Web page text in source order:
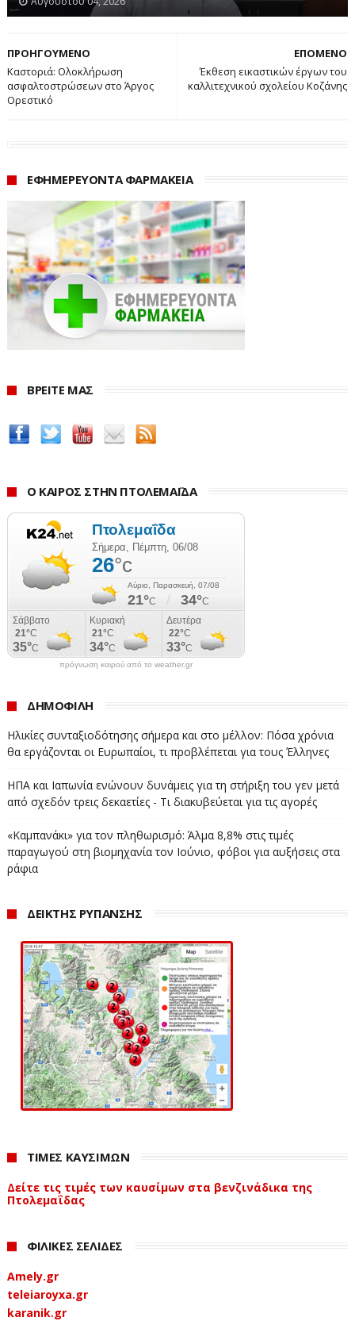
ΕΠΟΜΕΝΟ
Έκθεση εικαστικών έργων του
καλλιτεχνικού σχολείου Κοζάνης
ΠΡΟΗΓΟΥΜΕΝΟ
Καστοριά: Ολοκλήρωση
ασφαλτοστρώσεων στο Άργος
Ορεστικό
ΕΦΗΜΕΡΕΥΟΝΤΑ ΦΑΡΜΑΚΕΙΑ
ΒΡΕΙΤΕ ΜΑΣ
Ο ΚΑΙΡΟΣ ΣΤΗΝ ΠΤΟΛΕΜΑΪΔΑ
πρόγνωση καιρού από το weather.gr
ΔΗΜΟΦΙΛΗ
Ηλικίες συνταξιοδότησης σήμερα και στο μέλλον: Πόσα χρόνια
θα εργάζονται οι Ευρωπαίοι, τι προβλέπεται για τους Έλληνες
ΗΠΑ και Ιαπωνία ενώνουν δυνάμεις για τη στήριξη του γεν μετά
από σχεδόν τρεις δεκαετίες - Τι διακυβεύεται για τις αγορές
«Καμπανάκι» για τον πληθωρισμό: Άλμα 8,8% στις τιμές
παραγωγού στη βιομηχανία τον Ιούνιο, φόβοι για αυξήσεις στα
ράφια
ΔΕΙΚΤΗΣ ΡΥΠΑΝΣΗΣ
ΤΙΜΕΣ ΚΑΥΣΙΜΩΝ
Δείτε τις τιμές των καυσίμων στα βενζινάδικα της
Πτολεμαΐδας
ΦΙΛΙΚΕΣ ΣΕΛΙΔΕΣ
Amely.gr
teleiaroyxa.gr
karanik.gr